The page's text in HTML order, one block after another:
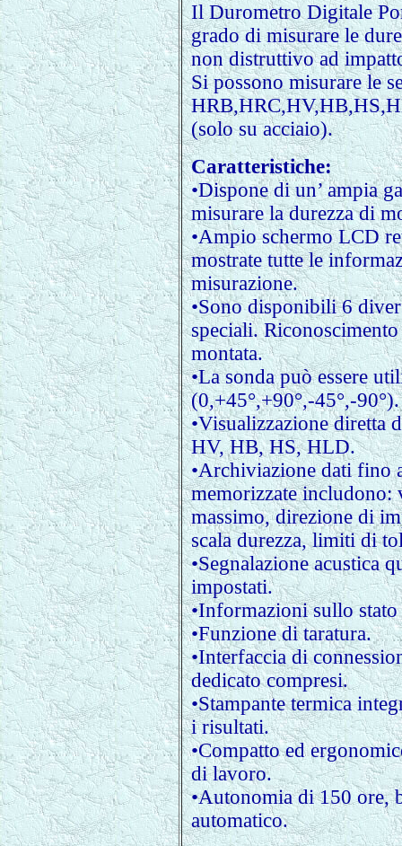
Il Durometro Digitale
grado di misurare le
non distruttivo ad
Si possono misurare le
(solo su acciaio).
Caratteristiche:
•Dispone di un’ ampia
misurare la durezza di
•Ampio schermo LCD
mostrate tutte le
misurazione.
•Sono disponibili 6
speciali.
montata.
•La sonda può essere
(0,+45°,+90°,-45°,-
•Visualizzazione diretta
HV, HB, HS, HLD.
•Archiviazione dati fino
memorizzate
massimo, direzione di
scala durezza, limiti di
•Segnalazione acustica
impostati.
•Informazioni sullo
•Funzione di taratura.
•Interfaccia di
dedicato compresi.
•Stampante termica
i risultati.
•Compatto ed
di lavoro.
•Autonomia di 150 ore,
automatico.